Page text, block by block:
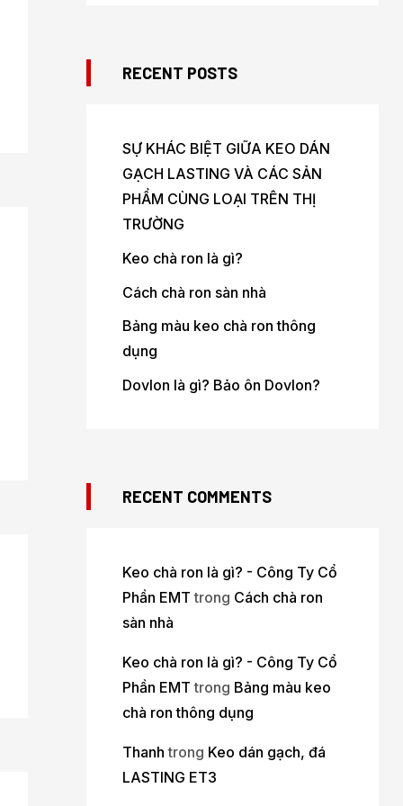
RECENT POSTS
SỰ KHÁC BIỆT GIỮA KEO DÁN
GẠCH LASTING VÀ CÁC SẢN
PHẨM CÙNG LOẠI TRÊN THỊ
TRƯỜNG
Keo chà ron là gì?
Cách chà ron sàn nhà
Bảng màu keo chà ron thông
dụng
Dovlon là gì? Bảo ôn Dovlon?
RECENT COMMENTS
Keo chà ron là gì? - Công Ty Cổ
Phần EMT trong Cách chà ron
sàn nhà
Keo chà ron là gì? - Công Ty Cổ
Phần EMT trong Bảng màu keo
chà ron thông dụng
Thanh trong Keo dán gạch, đá
LASTING ET3